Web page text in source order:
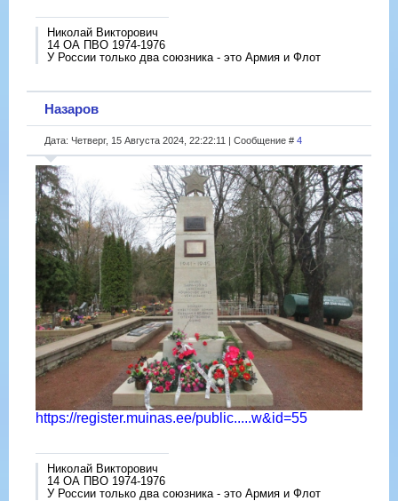
Николай Викторович
14 ОА ПВО 1974-1976
У России только два союзника - это Армия и Флот
Назаров
Дата: Четверг, 15 Августа 2024, 22:22:11 | Сообщение # 4
https://register.muinas.ee/public.....w&id=55
Николай Викторович
14 ОА ПВО 1974-1976
У России только два союзника - это Армия и Флот